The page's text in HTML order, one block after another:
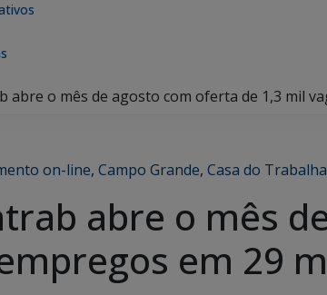
abre o mês de agosto com oferta de 1,3 mil
on-line, Campo Grande, Casa do
abre o mês
em 29